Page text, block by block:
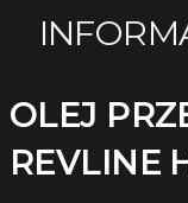
OLEJ
REVLINE